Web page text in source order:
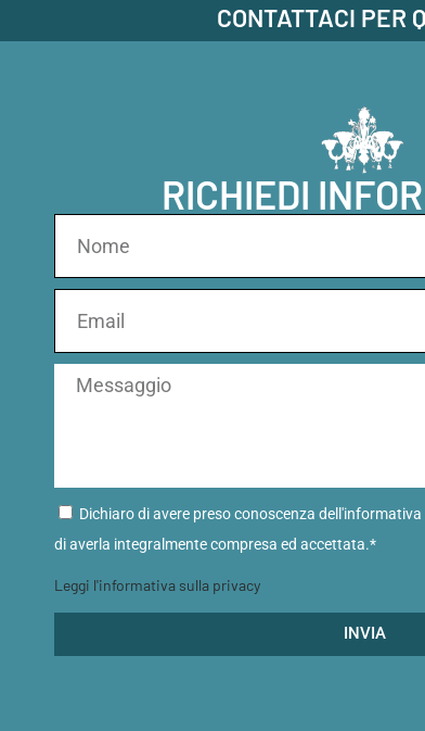
CONTATTACI PER
RICHIEDI
Dichiaro di avere preso conoscenza
di averla integralmente compresa ed accettata.*
Leggi l'informativa sulla privacy
INVIA